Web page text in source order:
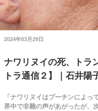
2024年03月29日
ナワリヌイの死、トラ
トラ通信２】｜石井陽
「ナワリヌイはプーチンによ
界中で非難の声があがったが、